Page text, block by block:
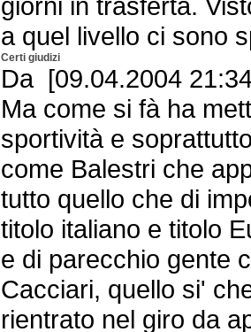
giorni in trasferta.
a quel livello ci sono
Certi giudizi
Da [09.04.2004
Ma come si fà ha
sportività e
come Balestri che
tutto quello che di
titolo italiano e titolo
e di parecchio gente
Cacciari, quello si'
rientrato nel giro da